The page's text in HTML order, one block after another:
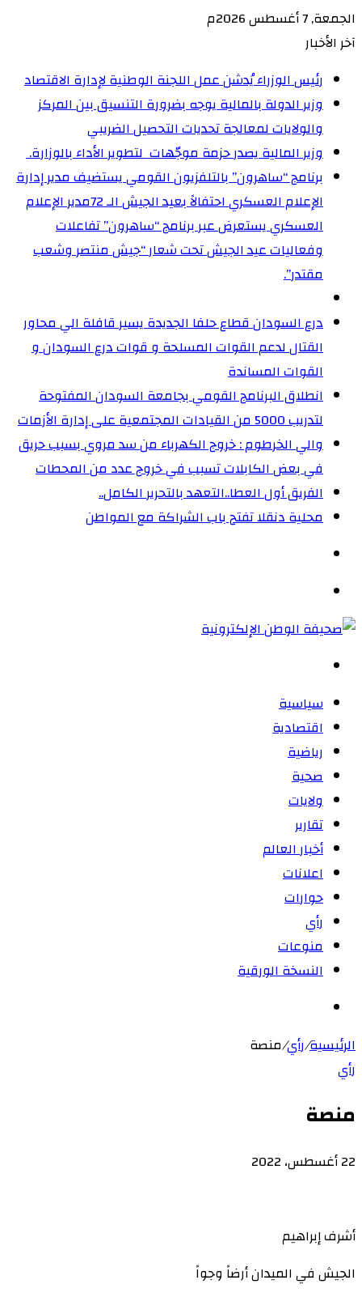
الجمعة, 7 أغسطس 2026م
آخر الأخبار
رئيس الوزراء يُدشن عمل اللجنة الوطنية لإدارة الاقتصاد
وزير الدولة بالمالية يوجه بضرورة التنسيق بين المركز
والولايات لمعالجة تحديات التحصيل الضريبي‏
وزير المالية يصدر حزمة موجّهات لتطوير الأداء بالوزارة. ‏
برنامج “ساهرون” بالتلفزيون القومي يستضيف مدير إدارة
الإعلام العسكري احتفالاً بعيد الجيش الـ 72‏مدير الإعلام
العسكري يستعرض عبر برنامج “ساهرون” تفاعلات
وفعاليات عيد الجيش تحت شعار “جيش منتصر وشعب
مقتدر”.
درع السودان قطاع حلفا الجديدة يسير قافلة الي محاور
القتال لدعم القوات المسلحة و قوات درع السودان و
القوات المساندة
انطلاق البرنامج القومي بجامعة السودان المفتوحة
لتدريب 5000 من القيادات المجتمعية على إدارة الأزمات
والي الخرطوم : خروج الكهرباء من سد مروي بسبب حريق
في بعض الكابلات تسبب في خروج عدد من المحطات
الفريق أول العطا..التعهد بالتحرير الكامل..
محلية دنقلا تفتح باب الشراكة مع المواطن
سياسية
اقتصادية
رياضية
صحية
ولايات
تقارير
أخبار العالم
اعلانات
حوارات
رأي
منوعات
النسخة الورقية
الرئيسية/رأي/منصة
رأي
منصة
22 أغسطس، 2022
أشرف إبراهيم
الجيش في الميدان أرضاً وجواً